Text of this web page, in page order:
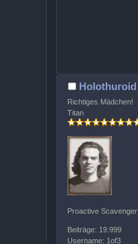
Holothuroid
Richtiges Mädchen!
Titan
Proactive Scavenger
Beiträge: 19.999
Username: 1of3